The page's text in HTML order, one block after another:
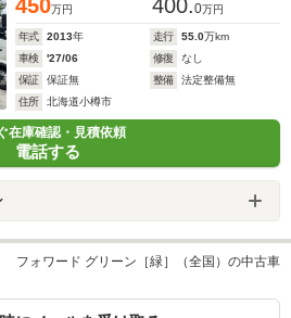
450万円 400.0万円
年式 2013年 走行 55.0万km
車検
'27/06 修復
なし
保証
保証無 整備
法定整備無
住所
北海道小樽市
在庫確認・見積依頼
電話する
フォワード グリーン［緑］（全国）の中古車